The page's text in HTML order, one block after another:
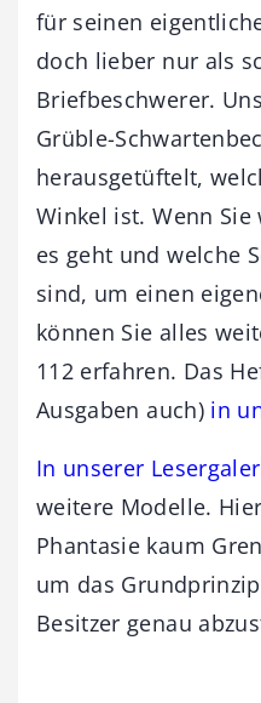
für seinen
doch lieber nur als
Briefbeschwerer.
Grüble-
herausgetüftelt,
Winkel ist. Wenn
es geht und welche
sind, um einen
können Sie alles
112 erfahren. Das
Ausgaben auch) in
In unserer
weitere Modelle.
Phantasie kaum
um das
Besitzer genau